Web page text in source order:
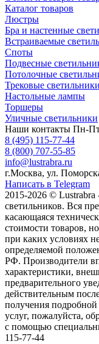
Каталог товаров
Люстры
Бра и настенные
Встраиваемые
Споты
Подвесные
Потолочные
Трековые светильники
Настольные лампы
Торшеры
Уличные светильники
Наши контакты Пн-Пт
8 (495) 115-77-44
8 (800) 707-55-85
info@lustrabra.ru
г.Москва, ул.
Написать в Telegram
2015-2026 © Lustrabra
светильников. Вся
касающаяся
стоимости товаров,
при каких условиях
определяемой
РФ. Производители
характеристики,
предварительного
действительным
получения
услуг, пожалуйста,
с помощью
115-77-44